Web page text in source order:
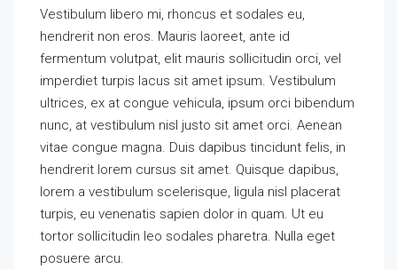
Vestibulum libero mi, rhoncus et sodales eu,
hendrerit non eros. Mauris laoreet, ante id
fermentum volutpat, elit mauris sollicitudin orci, vel
imperdiet turpis lacus sit amet ipsum. Vestibulum
ultrices, ex at congue vehicula, ipsum orci bibendum
nunc, at vestibulum nisl justo sit amet orci. Aenean
vitae congue magna. Duis dapibus tincidunt felis, in
hendrerit lorem cursus sit amet. Quisque dapibus,
lorem a vestibulum scelerisque, ligula nisl placerat
turpis, eu venenatis sapien dolor in quam. Ut eu
tortor sollicitudin leo sodales pharetra. Nulla eget
posuere arcu.